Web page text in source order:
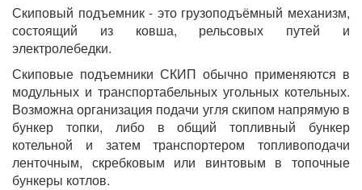
Скиповый подъемник - это грузоподъёмный механизм,
состоящий из ковша, рельсовых путей и
электролебедки.
Скиповые подъемники СКИП обычно применяются в
модульных и транспортабельных угольных котельных.
Возможна организация подачи угля скипом напрямую в
бункер топки, либо в общий топливный бункер
котельной и затем транспортером топливоподачи
ленточным, скребковым или винтовым в топочные
бункеры котлов.